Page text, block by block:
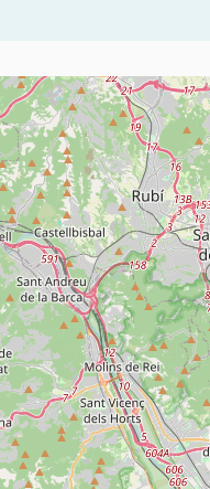
que presenta els